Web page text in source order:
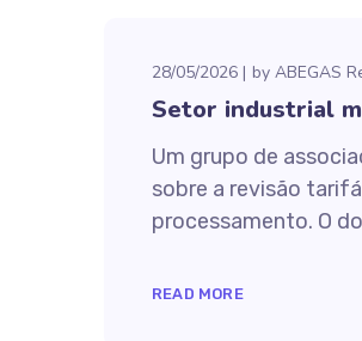
28/05/2026 by ABEGAS
Setor industrial
Um grupo de
sobre a revisão
processamento. O
READ MORE